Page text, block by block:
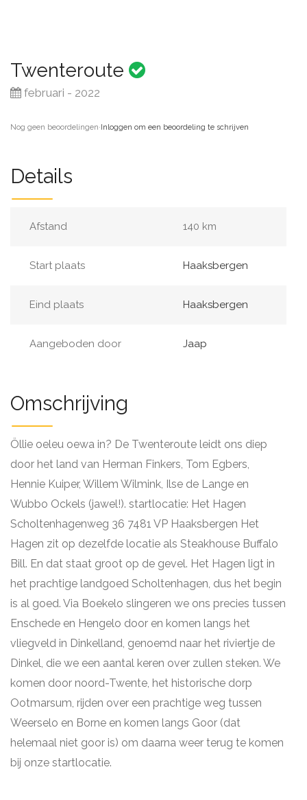
Twenteroute
februari - 2022
Nog geen beoordelingen·Inloggen om een beoordeling te schrijven
Details
Afstand 140 km
Start plaats Haaksbergen
Eind plaats Haaksbergen
Aangeboden door Jaap
Omschrijving
Öllie oeleu oewa in? De Twenteroute leidt ons diep
door het land van Herman Finkers, Tom Egbers,
Hennie Kuiper, Willem Wilmink, Ilse de Lange en
Wubbo Ockels (jawel!). startlocatie: Het Hagen
Scholtenhagenweg 36 7481 VP Haaksbergen Het
Hagen zit op dezelfde locatie als Steakhouse Buffalo
Bill. En dat staat groot op de gevel. Het Hagen ligt in
het prachtige landgoed Scholtenhagen, dus het begin
is al goed. Via Boekelo slingeren we ons precies tussen
Enschede en Hengelo door en komen langs het
vliegveld in Dinkelland, genoemd naar het riviertje de
Dinkel, die we een aantal keren over zullen steken. We
komen door noord-Twente, het historische dorp
Ootmarsum, rijden over een prachtige weg tussen
Weerselo en Borne en komen langs Goor (dat
helemaal niet goor is) om daarna weer terug te komen
bij onze startlocatie.